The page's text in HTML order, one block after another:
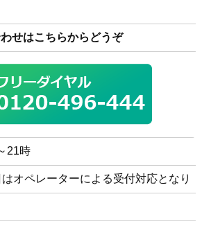
せはこちらからどうぞ
21時
オペレーターによる受付対応となり